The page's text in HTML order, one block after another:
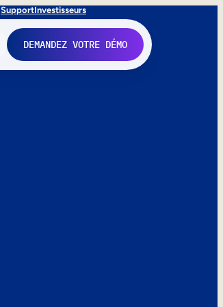
SupportInvestisseurs
DEMANDEZ VOTRE DÉMO